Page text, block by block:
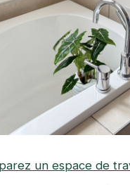
un espace de